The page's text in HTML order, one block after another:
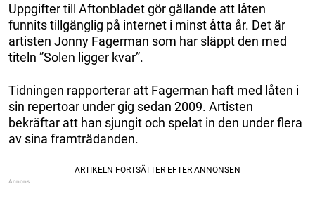
Uppgifter till Aftonbladet gör gällande att låten
funnits tillgänglig på internet i minst åtta år. Det är
artisten Jonny Fagerman som har släppt den med
titeln ”Solen ligger kvar”.
Tidningen rapporterar att Fagerman haft med låten i
sin repertoar under gig sedan 2009. Artisten
bekräftar att han sjungit och spelat in den under flera
av sina framträdanden.